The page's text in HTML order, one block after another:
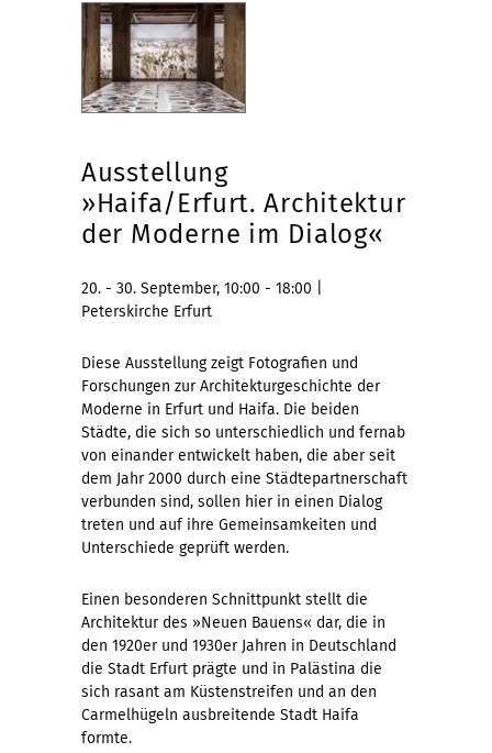
Ausstellung
»Haifa/Erfurt. Architektur
der Moderne im Dialog«
20. - 30. September, 10:00 - 18:00 |
Peterskirche Erfurt
Diese Ausstellung zeigt Fotografien und
Forschungen zur Architekturgeschichte der
Moderne in Erfurt und Haifa. Die beiden
Städte, die sich so unterschiedlich und fernab
von einander entwickelt haben, die aber seit
dem Jahr 2000 durch eine Städtepartnerschaft
verbunden sind, sollen hier in einen Dialog
treten und auf ihre Gemeinsamkeiten und
Unterschiede geprüft werden.
Einen besonderen Schnittpunkt stellt die
Architektur des »Neuen Bauens« dar, die in
den 1920er und 1930er Jahren in Deutschland
die Stadt Erfurt prägte und in Palästina die
sich rasant am Küstenstreifen und an den
Carmelhügeln ausbreitende Stadt Haifa
formte.